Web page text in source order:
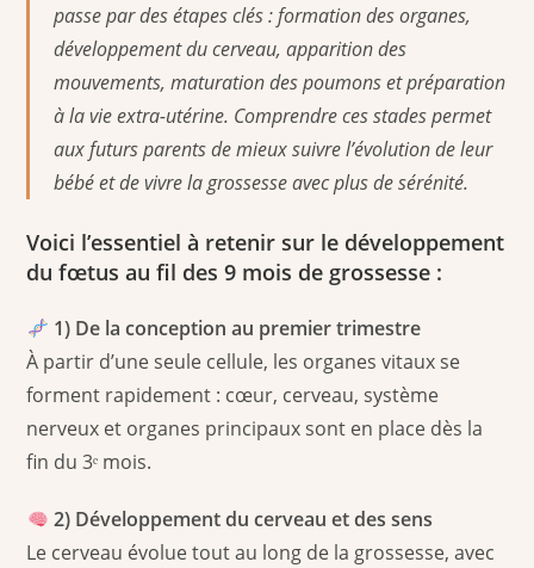
passe par des étapes clés : formation des organes,
développement du cerveau, apparition des
mouvements, maturation des poumons et préparation
à la vie extra-utérine. Comprendre ces stades permet
aux futurs parents de mieux suivre l’évolution de leur
bébé et de vivre la grossesse avec plus de sérénité.
Voici l’essentiel à retenir sur le développement
du fœtus au fil des 9 mois de grossesse :
1) De la conception au premier trimestre
À partir d’une seule cellule, les organes vitaux se
forment rapidement : cœur, cerveau, système
nerveux et organes principaux sont en place dès la
fin du 3ᵉ mois.
2) Développement du cerveau et des sens
Le cerveau évolue tout au long de la grossesse, avec